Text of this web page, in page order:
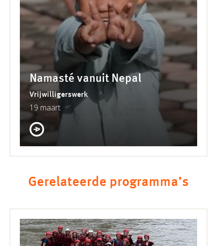
Namasté vanuit Nepal
Vrijwilligerswerk
19 maart
Gerelateerde programma’s